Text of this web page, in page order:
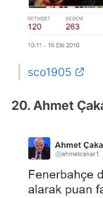
sco1905
20. Ahmet